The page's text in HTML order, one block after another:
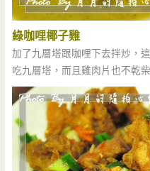
綠咖哩椰子雞
加了九層塔跟咖哩下去拌炒，
吃九層塔，而且雞肉片也不乾